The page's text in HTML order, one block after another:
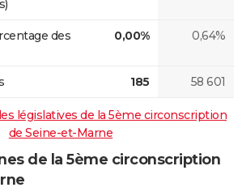
des
0,00% 0,64%
185 58 601
législatives de la 5ème circonscription
de Seine-et-Marne
de la 5ème circonscription